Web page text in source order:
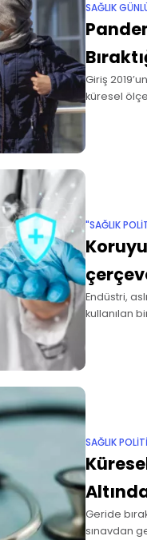
SAĞLIK
Giriş
küresel
başında
"SAĞLIK
Endüstri,
kullanılan
bir dizi ham
SAĞLIK
Geride
sınavdan